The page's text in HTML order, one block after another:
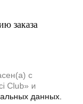
заказа
с
Club» и
данных.